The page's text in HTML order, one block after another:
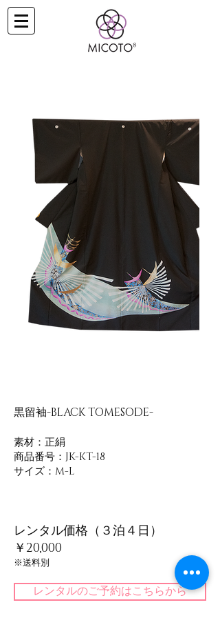
黒留袖-BLACK TOMESODE-
素材：正絹
​商品番号：JK-KT-18
サイズ：M-L
レンタル価格（３泊４日）
￥20,000
​※送料別
レンタルのご予約はこちらから